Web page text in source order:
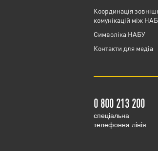
Координація
комунікацій між
Cимволіка НАБУ
Контакти для медіа
0 800 213 200
cпеціальна
телефонна лінія